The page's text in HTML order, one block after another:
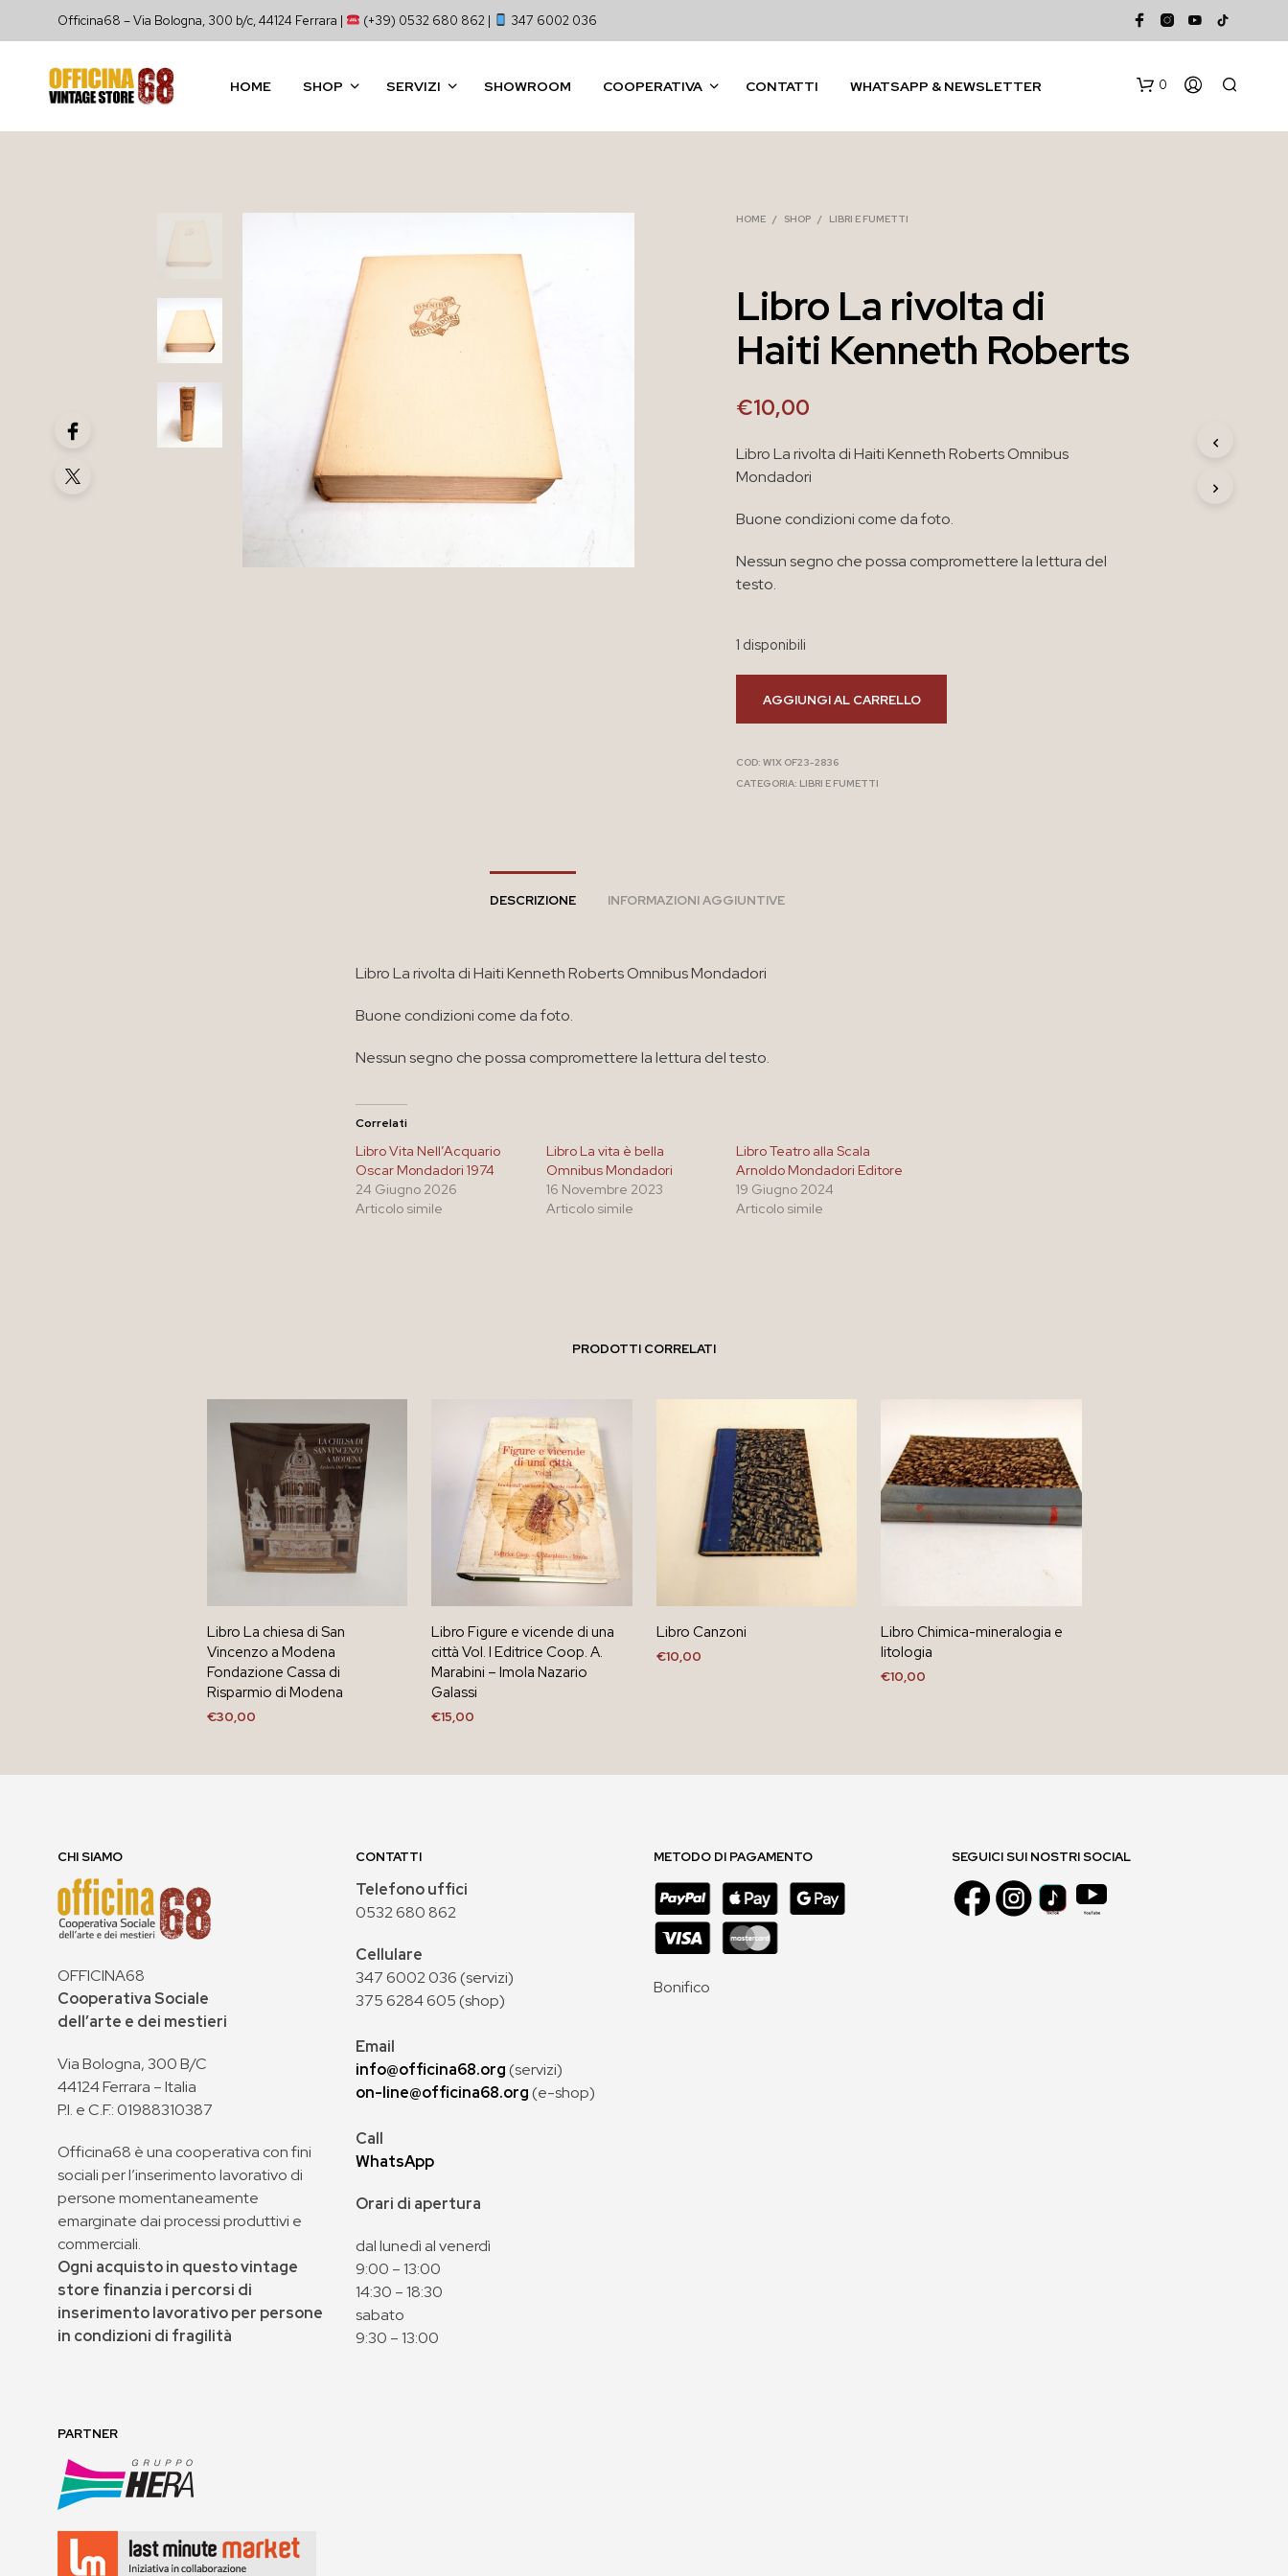
Officina68 – Via Bologna, 300 b/c, 44124 Ferrara | (+39) 0532 680 862 | 347 6002 036
HOME SHOP SERVIZI SHOWROOM COOPERATIVA CONTATTI WHATSAPP & NEWSLETTER 0
HOME / SHOP / LIBRI E FUMETTI
Libro La rivolta di
Haiti Kenneth Roberts
€10,00
Libro La rivolta di Haiti Kenneth Roberts Omnibus
Mondadori
Buone condizioni come da foto.
Nessun segno che possa compromettere la lettura del
testo.
1 disponibili
AGGIUNGI AL CARRELLO
COD:W1X OF23-2836
CATEGORIA: LIBRI E FUMETTI
DESCRIZIONE INFORMAZIONI AGGIUNTIVE
Libro La rivolta di Haiti Kenneth Roberts Omnibus Mondadori
Buone condizioni come da foto.
Nessun segno che possa compromettere la lettura del testo.
Correlati
Libro Vita Nell’Acquario
Oscar Mondadori 1974
24 Giugno 2026
Articolo simile
Libro La vita è bella
Omnibus Mondadori
16 Novembre 2023
Articolo simile
Libro Teatro alla Scala
Arnoldo Mondadori Editore
19 Giugno 2024
Articolo simile
PRODOTTI CORRELATI
Libro La chiesa di San
Vincenzo a Modena
Fondazione Cassa di
Risparmio di Modena
€30,00
Libro Figure e vicende di una
città Vol. I Editrice Coop. A.
Marabini – Imola Nazario
Galassi
€15,00
Libro Canzoni
€10,00
Libro Chimica-mineralogia e
litologia
€10,00
CHI SIAMO
OFFICINA68
Cooperativa Sociale
dell’arte e dei mestieri
Via Bologna, 300 B/C
44124 Ferrara – Italia
P.I. e C.F.: 01988310387
Officina68 è una cooperativa con fini
sociali per l’inserimento lavorativo di
persone momentaneamente
emarginate dai processi produttivi e
commerciali.
Ogni acquisto in questo vintage
store finanzia i percorsi di
inserimento lavorativo per persone
in condizioni di fragilità
CONTATTI
Telefono uffici
0532 680 862
Cellulare
347 6002 036 (servizi)
375 6284 605 (shop)
Email
info@officina68.org(servizi)
on-line@officina68.org(e-shop)
Call
WhatsApp
Orari di apertura
dal lunedì al venerdì
9:00 – 13:00
14:30 – 18:30
sabato
9:30 – 13:00
METODO DI PAGAMENTO
Bonifico
SEGUICI SUI NOSTRI SOCIAL
PARTNER